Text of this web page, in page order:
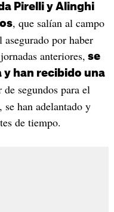
Pirelli y Alinghi
, que salían al campo
por haber
anteriores, se
y han recibido una
segundos para el
se han adelantado y
de tiempo.